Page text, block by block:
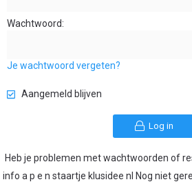
Wachtwoord
Je wachtwoord vergeten?
Aangemeld blijven
Log in
Heb je problemen met wachtwoorden of
info a p e n staartje klusidee nl Nog niet